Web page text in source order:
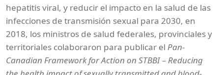
hepatitis viral, y reducir el impacto en la salud de las
infecciones de transmisión sexual para 2030, en
2018, los ministros de salud federales, provinciales y
territoriales colaboraron para publicar el Pan-
Canadian Framework for Action on STBBI – Reducing